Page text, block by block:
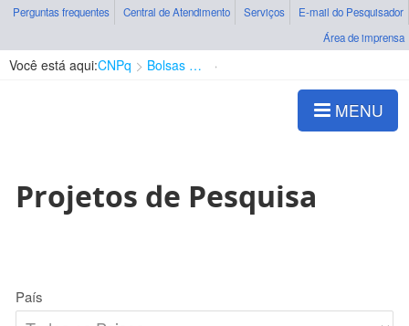
Perguntas frequentes Central de Atendimento Serviços
E-mail do Pesquisador
Área de imprensa
Você está aqui:CNPq Bolsas e Auxílios Vigentes
MENU
Projetos de Pesquisa
País